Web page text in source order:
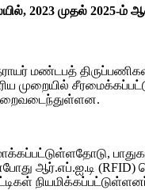
2023 முதல்
மண்டபத்
முறையில்
ஆர்.எப்.ஐ.டி (RFID)